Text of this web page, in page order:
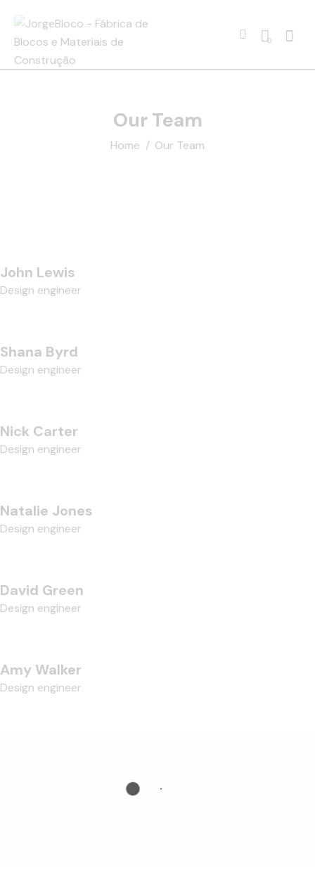
0
Our Team
Home Our Team
John Lewis
Design engineer
Shana Byrd
Design engineer
Nick Carter
Design engineer
Natalie Jones
Design engineer
David Green
Design engineer
Amy Walker
Design engineer